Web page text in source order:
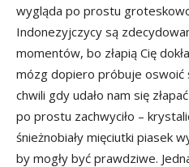
wygląda po prostu
Indonezyjczycy są
momentów, bo złapią Cię
mózg dopiero próbuje oswoić
chwili gdy udało nam się
po prostu zachwyciło –
śnieżnobiały mięciutki piasek
by mogły być prawdziwe.